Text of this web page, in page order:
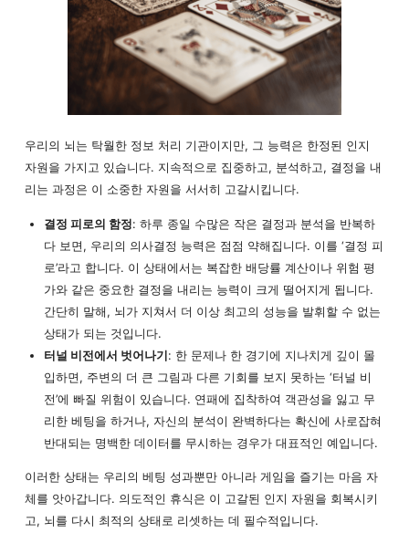
우리의 뇌는 탁월한 정보 처리 기관이지만, 그 능력은 한정된 인지
자원을 가지고 있습니다. 지속적으로 집중하고, 분석하고, 결정을 내
리는 과정은 이 소중한 자원을 서서히 고갈시킵니다.
결정 피로의 함정: 하루 종일 수많은 작은 결정과 분석을 반복하
다 보면, 우리의 의사결정 능력은 점점 약해집니다. 이를 ‘결정 피
로’라고 합니다. 이 상태에서는 복잡한 배당률 계산이나 위험 평
가와 같은 중요한 결정을 내리는 능력이 크게 떨어지게 됩니다.
간단히 말해, 뇌가 지쳐서 더 이상 최고의 성능을 발휘할 수 없는
상태가 되는 것입니다.
터널 비전에서 벗어나기: 한 문제나 한 경기에 지나치게 깊이 몰
입하면, 주변의 더 큰 그림과 다른 기회를 보지 못하는 ‘터널 비
전’에 빠질 위험이 있습니다. 연패에 집착하여 객관성을 잃고 무
리한 베팅을 하거나, 자신의 분석이 완벽하다는 확신에 사로잡혀
반대되는 명백한 데이터를 무시하는 경우가 대표적인 예입니다.
이러한 상태는 우리의 베팅 성과뿐만 아니라 게임을 즐기는 마음 자
체를 앗아갑니다. 의도적인 휴식은 이 고갈된 인지 자원을 회복시키
고, 뇌를 다시 최적의 상태로 리셋하는 데 필수적입니다.